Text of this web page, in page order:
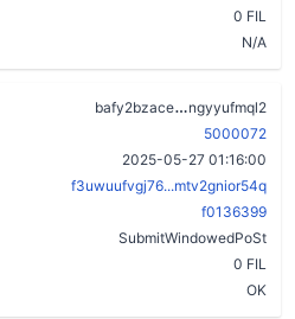
0 FIL
N/A
bafy2bzace
ngyyufmql2
5000072
2025-05-27 01:16:00
f3uwuufvgj76...mtv2gnior54q
f0136399
SubmitWindowedPoSt
0 FIL
OK